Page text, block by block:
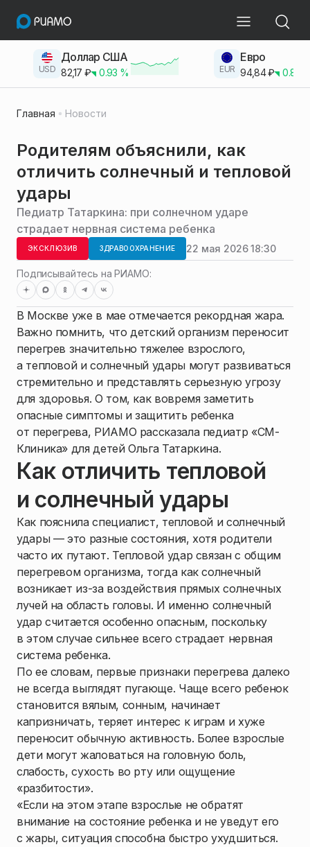
USD
Доллар США
82,17 ₽ 0.93 % EUR
Евро
94,84₽ 0.83
Главная Новости
Родителям объяснили, как
отличить солнечный и тепловой
удары
Педиатр Татаркина: при солнечном ударе
страдает нервная система ребенка
ЭКСКЛЮЗИВ ЗДРАВООХРАНЕНИЕ 22 мая 2026 18:30
Подписывайтесь на РИАМО:
В Москве уже в мае отмечается рекордная жара.
Важно помнить, что детский организм переносит
перегрев значительно тяжелее взрослого,
а тепловой и солнечный удары могут развиваться
стремительно и представлять серьезную угрозу
для здоровья. О том, как вовремя заметить
опасные симптомы и защитить ребенка
от перегрева, РИАМО рассказала педиатр «СМ-
Клиника» для детей Ольга Татаркина.
Как отличить тепловой
и солнечный удары
Как пояснила специалист, тепловой и солнечный
удары — это разные состояния, хотя родители
часто их путают. Тепловой удар связан с общим
перегревом организма, тогда как солнечный
возникает из-за воздействия прямых солнечных
лучей на область головы. И именно солнечный
удар считается особенно опасным, поскольку
в этом случае сильнее всего страдает нервная
система ребенка.
По ее словам, первые признаки перегрева далеко
не всегда выглядят пугающе. Чаще всего ребенок
становится вялым, сонным, начинает
капризничать, теряет интерес к играм и хуже
переносит обычную активность. Более взрослые
дети могут жаловаться на головную боль,
слабость, сухость во рту или ощущение
«разбитости».
«Если на этом этапе взрослые не обратят
внимание на состояние ребенка и не уведут его
с жары, ситуация способна быстро ухудшиться.